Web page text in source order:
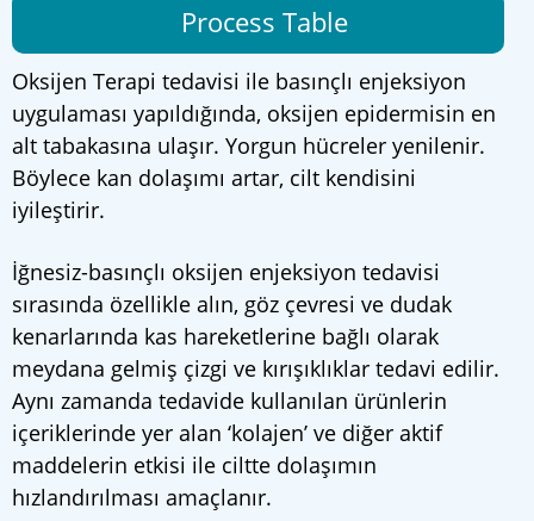
Process Table
Oksijen Terapi tedavisi ile basınçlı enjeksiyon
uygulaması yapıldığında, oksijen epidermisin en
alt tabakasına ulaşır. Yorgun hücreler yenilenir.
Böylece kan dolaşımı artar, cilt kendisini
iyileştirir.
İğnesiz-basınçlı oksijen enjeksiyon tedavisi
sırasında özellikle alın, göz çevresi ve dudak
kenarlarında kas hareketlerine bağlı olarak
meydana gelmiş çizgi ve kırışıklıklar tedavi edilir.
Aynı zamanda tedavide kullanılan ürünlerin
içeriklerinde yer alan ‘kolajen’ ve diğer aktif
maddelerin etkisi ile ciltte dolaşımın
hızlandırılması amaçlanır.